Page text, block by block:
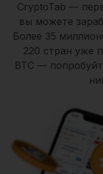
CryptoTab —
вы можете
Более 35
220 стран уже
BTC —